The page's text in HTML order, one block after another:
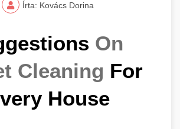
Írta: Kovács Dorina
On
Cleaning For
House